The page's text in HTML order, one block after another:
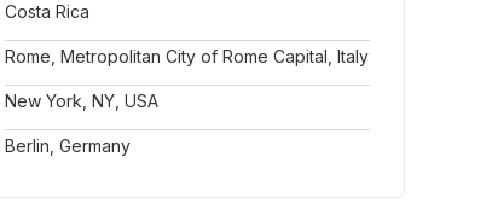
Costa Rica
Rome, Metropolitan City of Rome Capital, Italy
New York, NY, USA
Berlin, Germany